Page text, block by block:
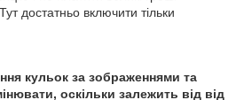
достатньо включити тільки
кульок за зображеннями та
оскільки залежить від від